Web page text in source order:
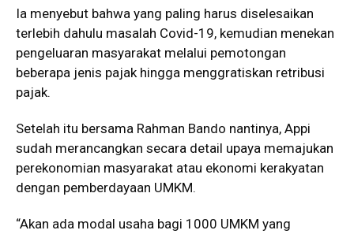
Ia menyebut bahwa yang paling harus diselesaikan
terlebih dahulu masalah Covid-19, kemudian menekan
pengeluaran masyarakat melalui pemotongan
beberapa jenis pajak hingga menggratiskan retribusi
pajak.
Setelah itu bersama Rahman Bando nantinya, Appi
sudah merancangkan secara detail upaya memajukan
perekonomian masyarakat atau ekonomi kerakyatan
dengan pemberdayaan UMKM.
“Akan ada modal usaha bagi 1000 UMKM yang